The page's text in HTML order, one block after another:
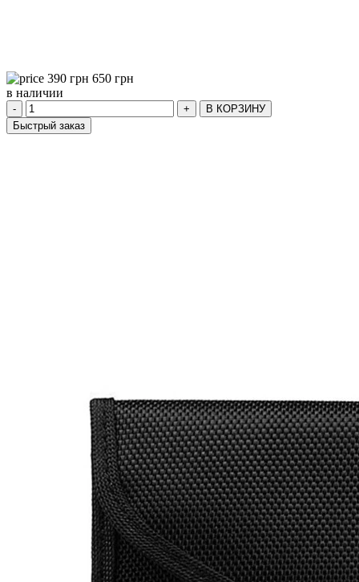
390 грн 650 грн
в наличии
- +
В КОРЗИНУ
Быстрый заказ